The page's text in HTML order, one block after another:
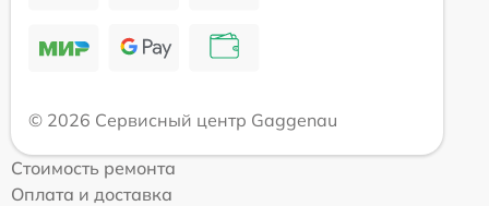
© 2026 Сервисный центр Gaggenau
Стоимость ремонта
Оплата и доставка